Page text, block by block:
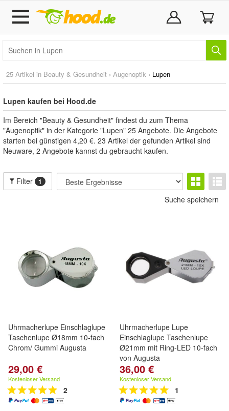
25 Artikel in Beauty & Gesundheit › Augenoptik › Lupen
Lupen kaufen bei Hood.de
Im Bereich "Beauty & Gesundheit" findest du zum Thema
"Augenoptik" in der Kategorie "Lupen" 25 Angebote. Die Angebote
starten bei günstigen 4,20 €. 23 Artikel der gefunden Artikel sind
Neuware, 2 Angebote kannst du gebraucht kaufen.
Filter 1
Suche speichern
Uhrmacherlupe Einschlaglupe
Taschenlupe Ø18mm 10-fach
Chrom/ Gummi Augusta
29,00 €
Kostenloser Versand
2
Uhrmacherlupe Lupe
Einschlaglupe Taschenlupe
Ø21mm mit Ring-LED 10-fach
von Augusta
36,00 €
Kostenloser Versand
1